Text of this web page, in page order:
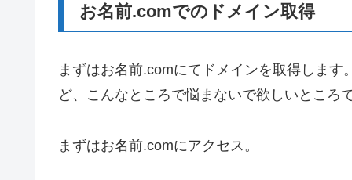
お名前.comでのドメイン取得
まずはお名前.comにてドメインを取得しま
ど、こんなところで悩まないで欲しいところ
まずはお名前.comにアクセス。